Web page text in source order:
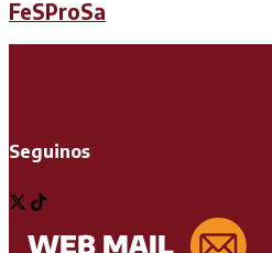
FeSProSa
Seguinos